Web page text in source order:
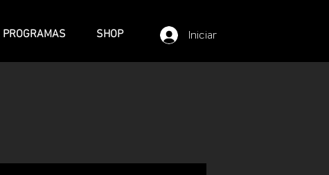
PROGRAMAS SHOP Iniciar sesión